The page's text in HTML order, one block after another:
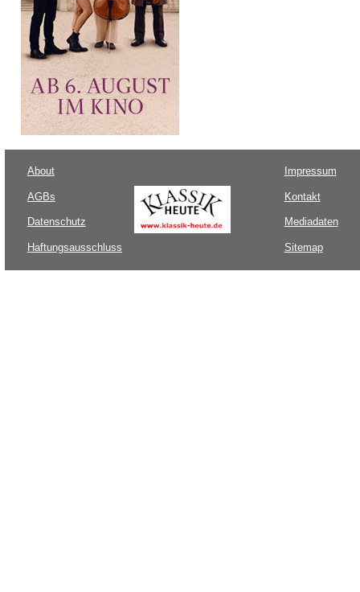
About
AGBs
Datenschutz
Haftungsausschluss
Impressum
Kontakt
Mediadaten
Sitemap